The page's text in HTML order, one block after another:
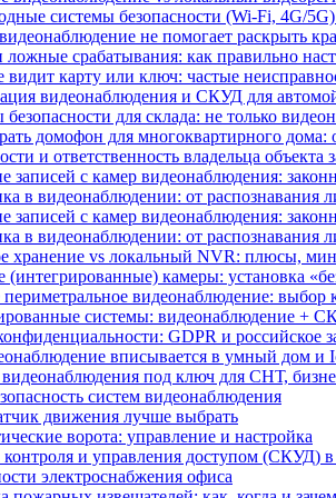
системы безопасности (Wi-Fi, 4G/
не помогает раскрыть
срабатывания: как правильно
карту или ключ: частые
видеонаблюдения и СКУД для
для склада: не только
домофон для многоквартирного дома:
и ответственность владельца
записей с камер видеонаблюдения:
в видеонаблюдении: от распознавания
записей с камер видеонаблюдения:
в видеонаблюдении: от распознавания
хранение vs локальный NVR: плюсы,
камеры: установка
видеонаблюдение: выбор
системы: видеонаблюдение +
GDPR и российское
вписывается в умный дом и
под ключ для СНТ,
систем видеонаблюдения
движения лучше выбрать
ворота: управление и настройка
контроля и управления доступом (СКУД)
электроснабжения офиса